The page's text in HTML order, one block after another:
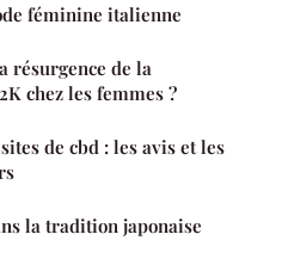
féminine italienne
résurgence de la
chez les femmes ?
de cbd : les avis et les
la tradition japonaise